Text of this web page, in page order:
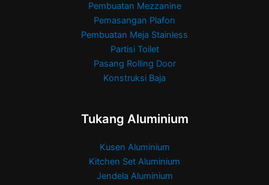
Pembuatan Mezzanine
Pemasangan Plafon
Pembuatan Meja Stainless
Partisi Toilet
Pasang Rolling Door
Konstruksi Baja
Tukang Aluminium
Kusen Aluminium
Kitchen Set Aluminium
Jendela Aluminium